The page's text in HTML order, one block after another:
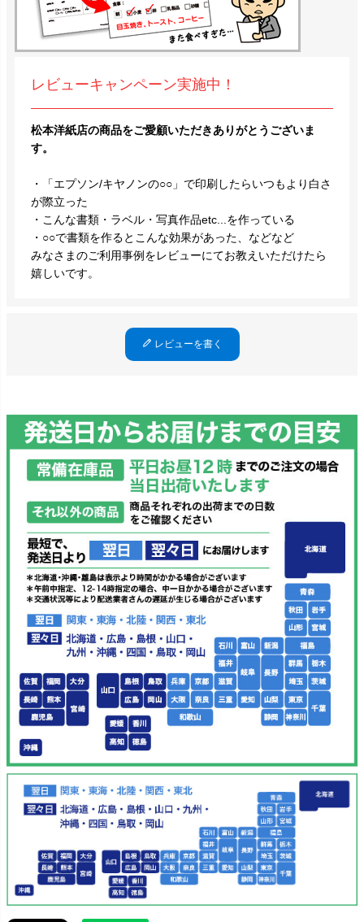
レビューキャンペーン実施中！
松本洋紙店の商品をご愛顧いただきありがとうございま
す。
・「エプソン/キヤノンの○○」で印刷したらいつもより白さ
が際立った
・こんな書類・ラベル・写真作品etc...を作っている
・○○で書類を作るとこんな効果があった、などなど
みなさまのご利用事例をレビューにてお教えいただけたら
嬉しいです。
レビューを書く